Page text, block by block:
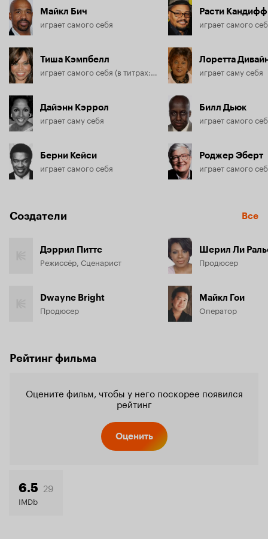
Майкл Бич
играет самого себя
Тиша Кэмпбелл
играет самого себя (в титрах: Tisha Campbell-Martin)
Дайэнн Кэррол
играет саму себя
Берни Кейси
играет самого себя
Расти Кандифф
играет самого
Лоретта
играет саму себя
Билл Дьюк
играет самого
Роджер Эберт
играет самого
Создатели Все
Дэррил Питтс
Режиссёр, Сценарист
Dwayne Bright
Продюсер
Шерил Ли
Продюсер
Майкл Гои
Оператор
Рейтинг фильма
Оцените фильм, чтобы у него поскорее появился
рейтинг
Оценить
6.5 29
IMDb